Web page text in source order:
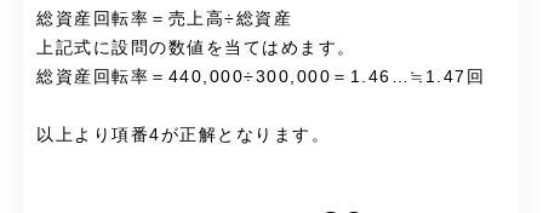
総資産回転率＝売上高÷総資産
上記式に設問の数値を当てはめます。
総資産回転率＝440,000÷300,000＝1.46…≒1.47回
以上より項番4が正解となります。